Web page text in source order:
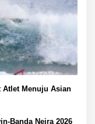
Atlet Menuju Asian
Banda Neira 2026